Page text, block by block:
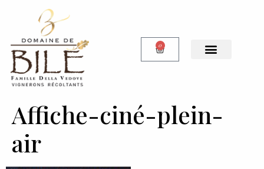
0
Affiche-ciné-plein-
air